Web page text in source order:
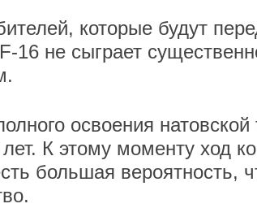
которые будут
16 не сыграет
освоения натовской
К этому моменту ход
большая вероятность,